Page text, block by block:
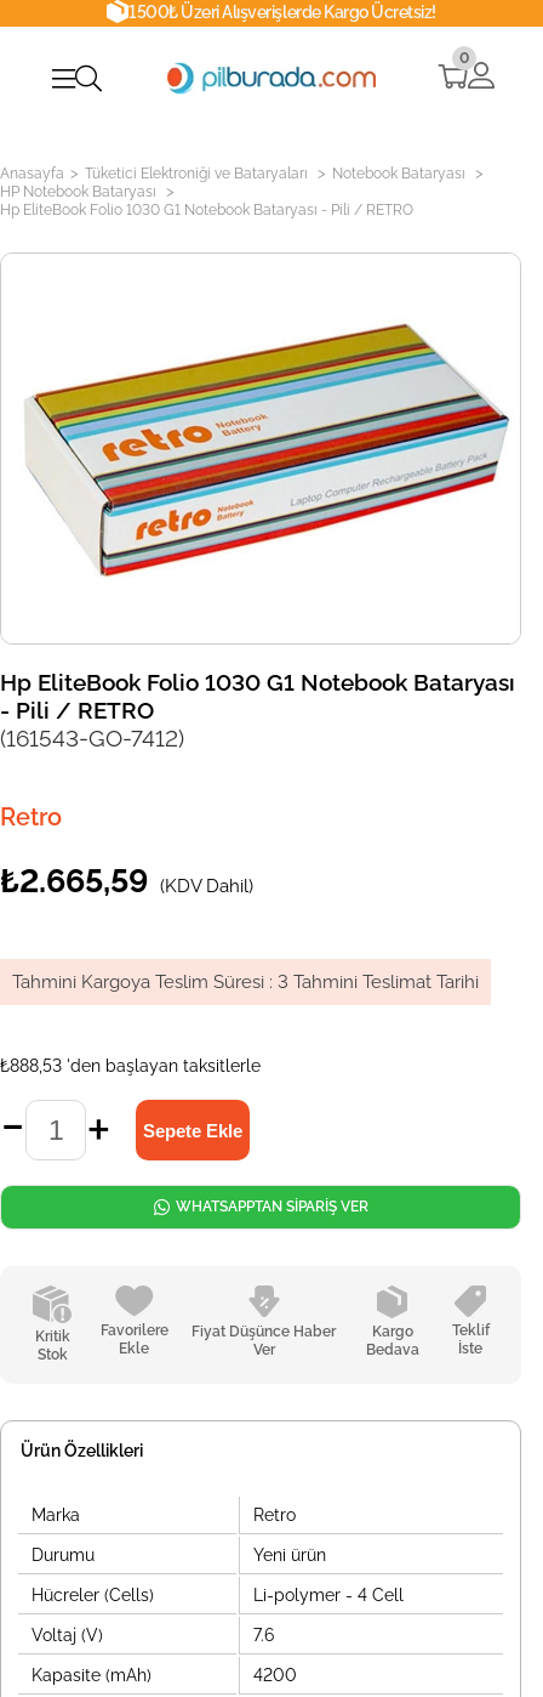
1500₺ Üzeri Alışverişlerde Kargo Ücretsiz!
0
Anasayfa > Tüketici Elektroniği ve Bataryaları > Notebook Bataryası >
HP Notebook Bataryası >
Hp EliteBook Folio 1030 G1 Notebook Bataryası - Pili / RETRO
Hp EliteBook Folio 1030 G1 Notebook Bataryası
- Pili / RETRO
(161543-GO-7412)
Retro
₺2.665,59 (KDV Dahil)
Tahmini Kargoya Teslim Süresi : 3 Tahmini Teslimat Tarihi
₺888,53 'den başlayan taksitlerle
Kritik
Stok
Favorilere
Ekle
Fiyat Düşünce Haber
Ver
Kargo
Bedava
Teklif
İste
WHATSAPPTAN SİPARİŞ VER
Ürün Özellikleri
Marka Retro
Durumu Yeni ürün
Hücreler (Cells) Li-polymer - 4 Cell
Voltaj (V) 7.6
Kapasite (mAh) 4200